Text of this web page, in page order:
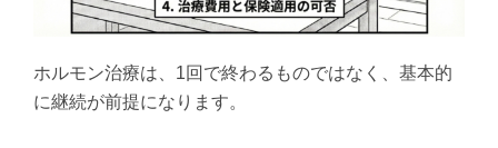
ホルモン治療は、1回で終わるものではなく、基本的
に継続が前提になります。